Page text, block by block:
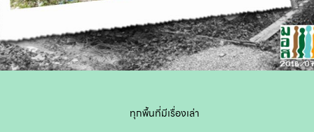
ทุกพื้นที่มีเรื่องเล่า